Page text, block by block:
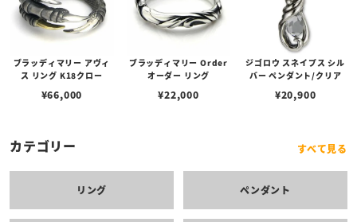
ブラッディマリー アヴィ
ス リング K18クロー
¥66,000
ブラッディマリー Order
オーダー リング
¥22,000
ジゴロウ スネイプス シル
バー ペンダント/クリア
¥20,900
カテゴリー すべて見る
リング ペンダント